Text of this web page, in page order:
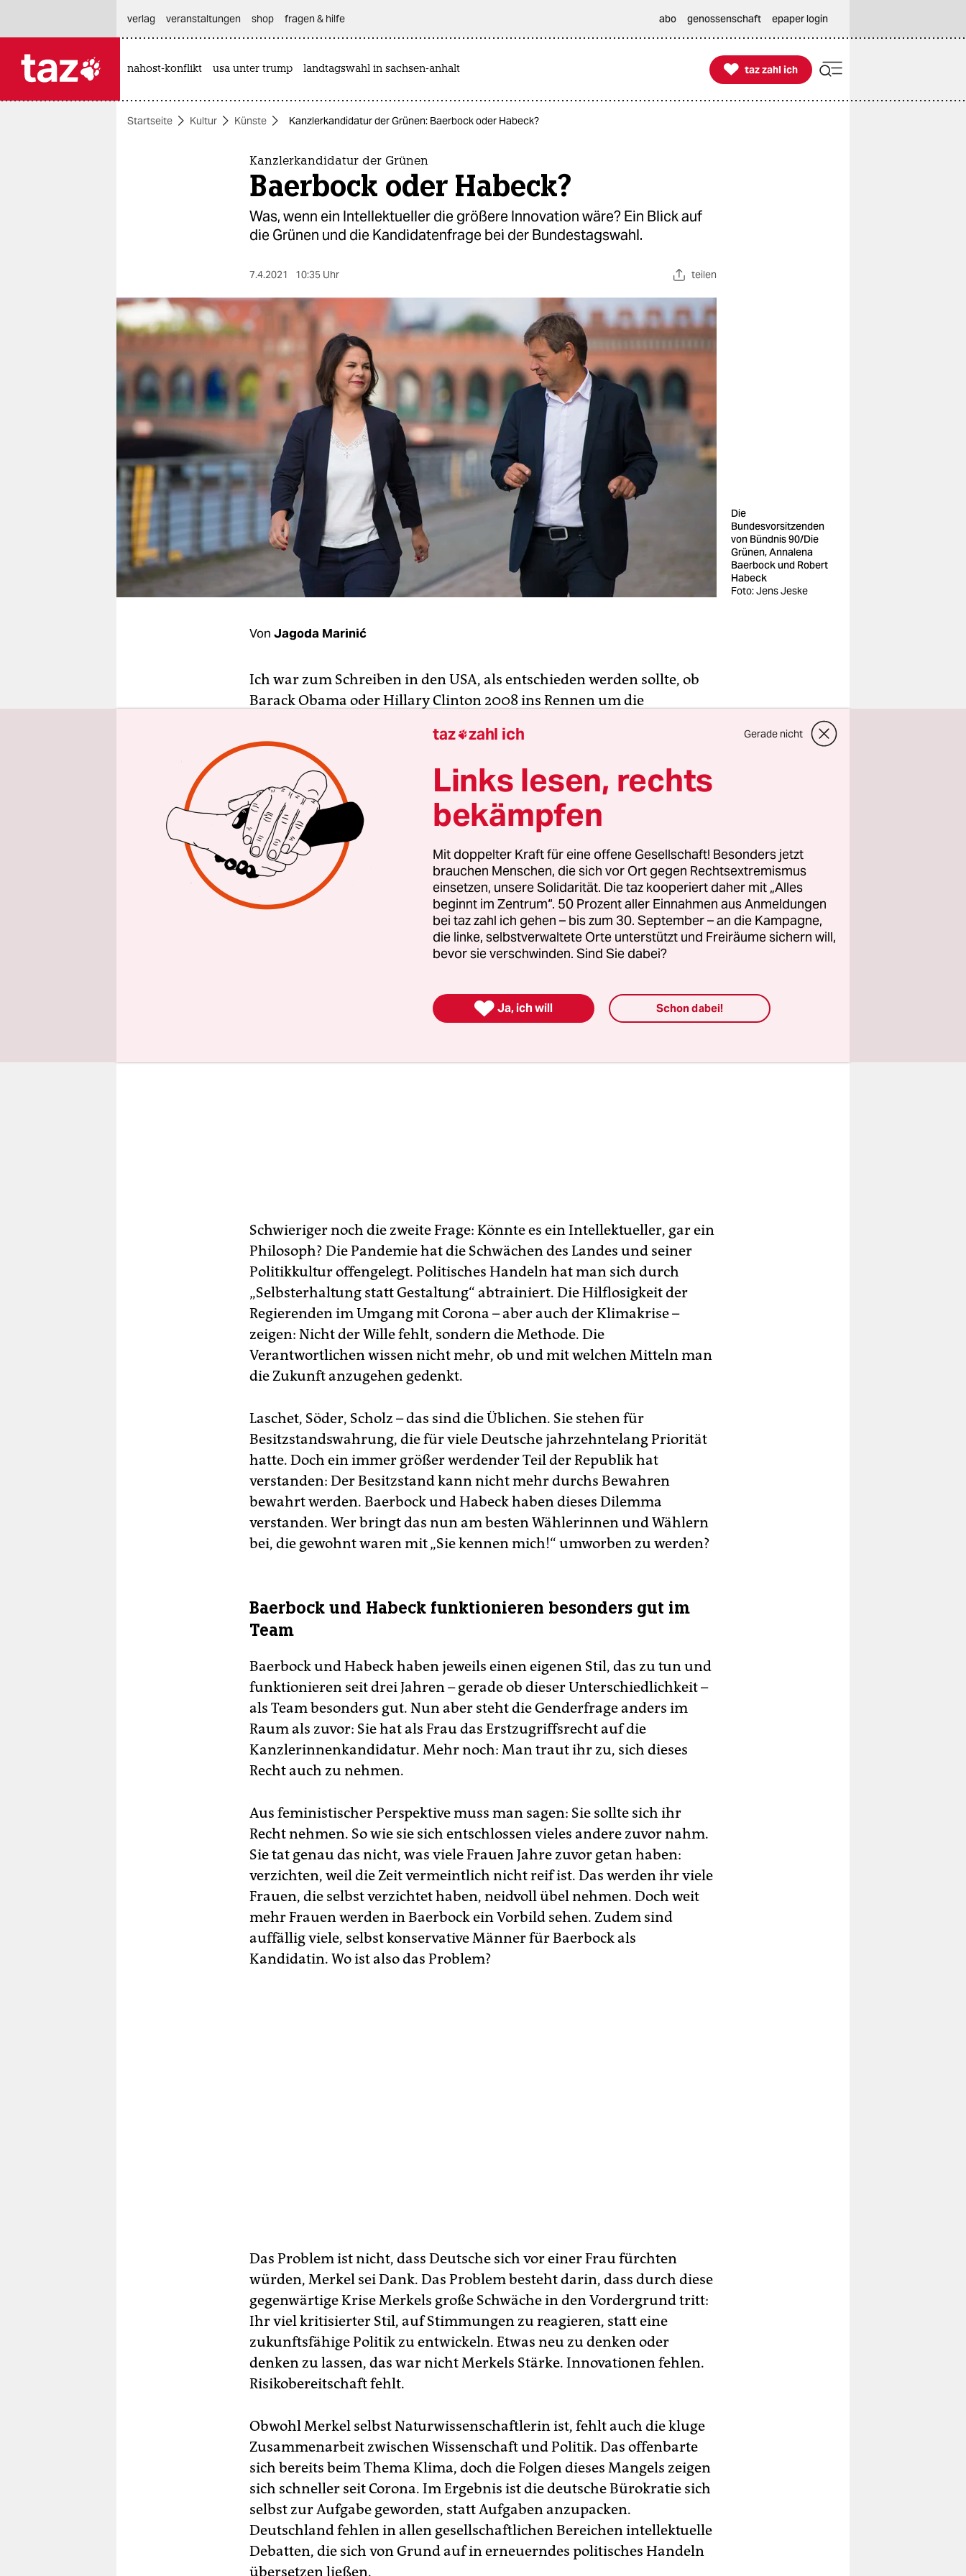
themen
berlin
nord
wahrheit
verlag
veranstaltungen
shop
fragen & hilfe
unterstützen
verlag
veranstaltungen shop fragen & hilfe abo genossenschaft epaper login
nahost-konflikt usa unter trump landtagswahl in sachsen-anhalt 
taz zahl ich
taz zahl ich
Startseite Kultur Künste Kanzlerkandidatur der Grünen: Baerbock oder Habeck?
Kanzlerkandidatur der Grünen
Baerbock oder Habeck?
Was, wenn ein Intellektueller die größere Innovation wäre? Ein Blick auf
die Grünen und die Kandidatenfrage bei der Bundestagswahl.
7.4.2021 10:35 Uhr teilen
Die
Bundesvorsitzenden
von Bündnis 90/Die
Grünen, Annalena
Baerbock und Robert
Habeck
Foto: Jens Jeske
Von Jagoda Marinić
Ich war zum Schreiben in den USA, als entschieden werden sollte, ob
Barack Obama oder Hillary Clinton 2008 ins Rennen um die
damals stellen mussten und die medial auf und ab diskutiert wurde:
Are we more afraid of a black or a woman as president? Bekommt man
eine Mehrheit eher hinter einen schwarzen Mann oder eine Frau?
Die Art der Fragestellung scheint mir übertragbar auf die heutige Lage
in der Bundesrepublik zu sein und konkret auf die Frage, ob Annalena
Baer­bock oder Robert Habeck die offizielle Kanzlerkandidatur der
Grünen übernehmen soll. Natürlich weiß man seit Merkel, dass in
Deutschland eine Frau gewinnen kann, aber könnte es auch eine junge
Schwieriger noch die zweite Frage: Könnte es ein Intellektueller, gar ein
Philosoph? Die Pandemie hat die Schwächen des Landes und seiner
Politikkultur offengelegt. Politisches Handeln hat man sich durch
„Selbsterhaltung statt Gestaltung“ abtrainiert. Die Hilflosigkeit der
Regierenden im Umgang mit Corona – aber auch der Klimakrise –
zeigen: Nicht der Wille fehlt, sondern die Methode. Die
Verantwortlichen wissen nicht mehr, ob und mit welchen Mitteln man
die Zukunft anzugehen gedenkt.
Laschet, Söder, Scholz – das sind die Üblichen. Sie stehen für
Besitzstandswahrung, die für viele Deutsche jahrzehntelang Priorität
hatte. Doch ein immer größer werdender Teil der Republik hat
verstanden: Der Besitzstand kann nicht mehr durchs Bewahren
bewahrt werden. Baer­bock und Habeck haben dieses Dilemma
verstanden. Wer bringt das nun am besten Wählerinnen und Wählern
bei, die gewohnt waren mit „Sie kennen mich!“ umworben zu werden?
Baerbock und Habeck funktionieren besonders gut im
Team
Baerbock und Habeck haben jeweils einen eigenen Stil, das zu tun und
funktionieren seit drei Jahren – gerade ob dieser Unterschiedlichkeit –
als Team besonders gut. Nun aber steht die Genderfrage anders im
Raum als zuvor: Sie hat als Frau das Erstzugriffsrecht auf die
Kanzlerinnenkandidatur. Mehr noch: Man traut ihr zu, sich dieses
Recht auch zu nehmen.
Aus feministischer Perspektive muss man sagen: Sie sollte sich ihr
Recht nehmen. So wie sie sich entschlossen vieles andere zuvor nahm.
Sie tat genau das nicht, was viele Frauen Jahre zuvor getan haben:
verzichten, weil die Zeit vermeintlich nicht reif ist. Das werden ihr viele
Frauen, die selbst verzichtet haben, neidvoll übel nehmen. Doch weit
mehr Frauen werden in Baerbock ein Vorbild sehen. Zudem sind
auffällig viele, selbst konservative Männer für Baerbock als
Kandidatin. Wo ist also das Problem?
Das Problem ist nicht, dass Deutsche sich vor einer Frau fürchten
würden, Merkel sei Dank. Das Problem besteht darin, dass durch diese
gegenwärtige Krise Merkels große Schwäche in den Vordergrund tritt:
Ihr viel kritisierter Stil, auf Stimmungen zu reagieren, statt eine
zukunftsfähige Politik zu entwickeln. Etwas neu zu denken oder
denken zu lassen, das war nicht Merkels Stärke. Innovationen fehlen.
Risikobereitschaft fehlt.
Obwohl Merkel selbst Naturwissenschaftlerin ist, fehlt auch die kluge
Zusammenarbeit zwischen Wissenschaft und Politik. Das offenbarte
sich bereits beim Thema Klima, doch die Folgen dieses Mangels zeigen
sich schneller seit Corona. Im Ergebnis ist die deutsche Bürokratie sich
selbst zur Aufgabe geworden, statt Aufgaben anzupacken.
Deutschland fehlen in allen gesellschaftlichen Bereichen intellektuelle
Debatten, die sich von Grund auf in erneuerndes politisches Handeln
übersetzen ­ließen.
taz zahl ich Gerade nicht
Links lesen, rechts
bekämpfen
Mit doppelter Kraft für eine offene Gesellschaft! Besonders jetzt
brauchen Menschen, die sich vor Ort gegen Rechtsextremismus
einsetzen, unsere Solidarität. Die taz kooperiert daher mit „Alles
beginnt im Zentrum“. 50 Prozent aller Einnahmen aus Anmeldungen
bei taz zahl ich gehen – bis zum 30. September – an die Kampagne,
die linke, selbstverwaltete Orte unterstützt und Freiräume sichern will,
bevor sie verschwinden. Sind Sie dabei?
 Ja, ich will Schon dabei!